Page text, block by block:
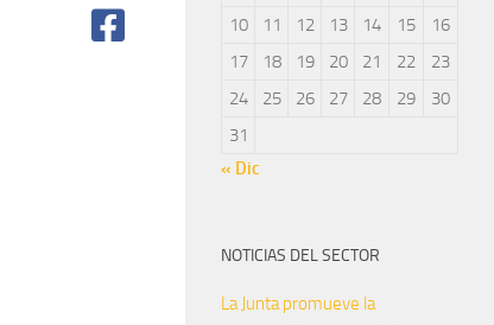
10
11 12 13 14 15
16
17
18 19 20 21 22
23
24
25 26 27 28 29
30
31
« Dic
NOTICIAS DEL SECTOR
La Junta promueve la